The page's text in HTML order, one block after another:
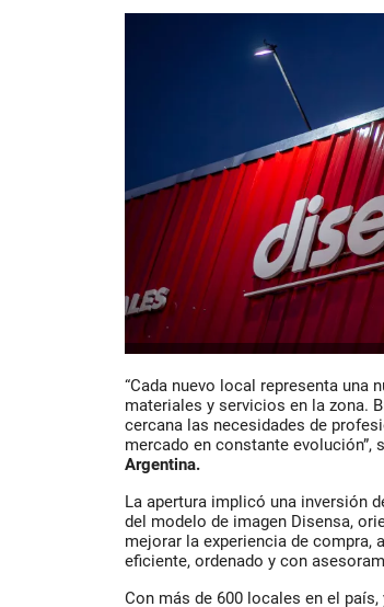
“Cada nuevo local representa una
materiales y servicios en la zona.
cercana las necesidades de
mercado en constante evolución”,
Argentina.
La apertura implicó una inversión
del modelo de imagen Disensa,
mejorar la experiencia de compra,
eficiente, ordenado y con
Con más de 600 locales en el